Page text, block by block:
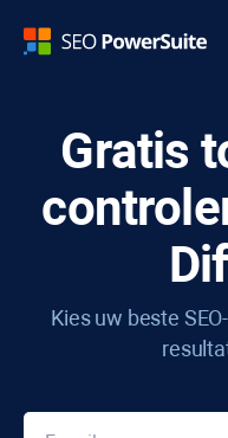
Gratis
Kies uw beste